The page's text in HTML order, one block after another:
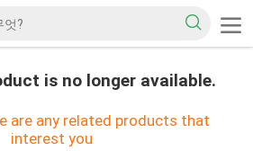
is no longer available.
are any related products that
interest you